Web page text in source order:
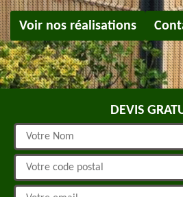
Voir nos réalisations
DEVIS